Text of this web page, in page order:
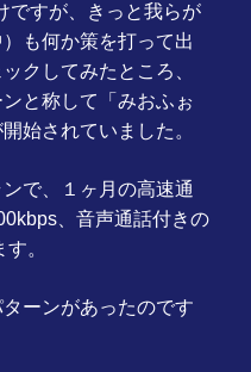
ですが、きっと我らが
も何か策を打って出
クしてみたところ、
と称して「みおふぉ
始されていました。
で、１ヶ月の高速通
、音声通話付きの
。
ーンがあったのです